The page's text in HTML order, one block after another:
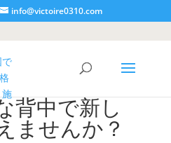
info@victoire0310.com
背中で新し
ませんか？